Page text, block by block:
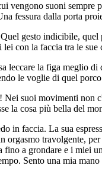
vengono suoni
dalla porta
gesto indicibile,
con la faccia tra le
la figa meglio
le voglie di quel
suoi movimenti
la cosa più bella del
faccia. La sua
travolgente,
a grondare e i miei
Sento una mia